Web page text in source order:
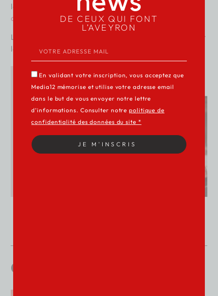
le lien
https://www.lacagnottedeschamps.fr/les-projets-
des-cultivactrices-2021/
Les dons peuvent être défiscalisés à hauteur de 66% pour
les particuliers et 60% pour les entreprises.
à voir aussi
DE CEUX QUI FONT
L’AVEYRON
En validant votre inscription, vous acceptez que
Media12 mémorise et utilise votre adresse email
dans le but de vous envoyer notre lettre
d’informations. Consulter notrepolitique de
confidentialité des données du site *
JE M'INSCRIS